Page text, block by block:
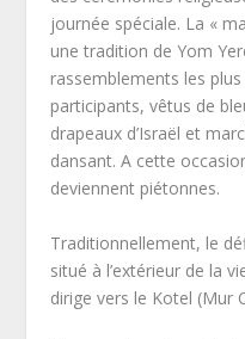
journée spéciale. La «
une tradition de Yom
rassemblements les
participants, vêtus de
drapeaux d’Israël et
dansant. A cette
deviennent piétonnes.
Traditionnellement, le
situé à l’extérieur de la
dirige vers le Kotel (Mur